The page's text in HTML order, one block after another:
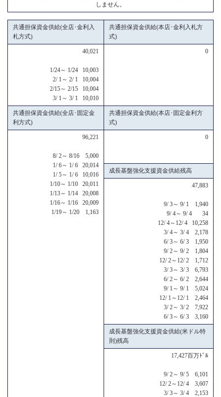
しません。
共通担保資金供給(全店･金利入
札方式)
共通担保資金供給(本店･金利入札方
式)
40,021
1/24～ 1/24 10,003
2/ 1～ 2/ 1 10,004
2/15～ 2/15 10,004
3/ 1～ 3/ 1 10,010
0
共通担保資金供給(全店･固定金
利方式)
共通担保資金供給(本店･固定金利方
式)
96,221
8/ 2～ 8/16 5,000
1/ 6～ 1/ 6 20,014
1/ 5～ 1/ 6 10,016
1/10～ 1/10 20,011
1/13～ 1/14 20,008
1/16～ 1/16 20,009
1/19～ 1/20 1,163
0
成長基盤強化支援資金供給残高
47,883
9/ 3～ 9/ 1 1,940
9/ 4～ 9/ 4 34
12/ 4～12/ 4 10,258
3/ 4～ 3/ 4 2,178
6/ 3～ 6/ 3 1,950
9/ 2～ 9/ 2 1,804
12/ 2～12/ 2 1,712
3/ 3～ 3/ 3 6,793
6/ 2～ 6/ 2 2,644
9/ 1～ 9/ 1 5,024
12/ 1～12/ 1 2,464
3/ 2～ 3/ 2 7,922
6/ 3～ 6/ 3 3,160
成長基盤強化支援資金供給(米ドル特
則)残高
17,427百万ﾄﾞﾙ
9/ 2～ 9/ 5 6,101
12/ 2～12/ 4 3,607
3/ 3～ 3/ 4 2,153